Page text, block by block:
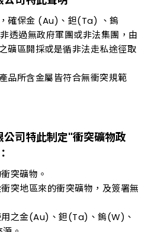
確保金 (Au)、鉭(Ta) 、鎢
透過無政府軍團或非法集團，由
礦區開採或是循非法走私途徑取
品所含金屬皆符合無衝突規範
司特此制定"衝突礦物政
突礦物。
突地區來的衝突礦物，及簽署無
用之金(Au)、鉭(Ta)、鎢(W)、